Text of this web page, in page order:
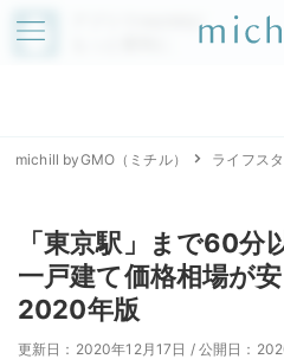
アプリでmichillが
michill byGMO（ミチル） ライフス
「東京駅」まで60分
一戸建て価格相場が
2020年版
更新日：2020年12月17日 / 公開日：